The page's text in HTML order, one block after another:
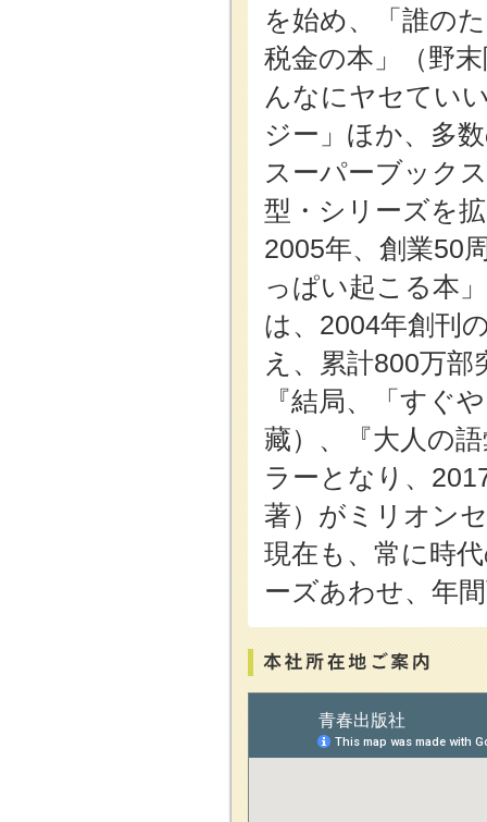
を始め、「誰の
税金の本」（野
んなにヤセてい
ジー」ほか、多
スーパーブック
型・シリーズを
2005年、創業50
っぱい起こる本
は、2004年創刊
え、累計800万部
『結局、「すぐ
藏）、『大人の
ラーとなり、
著）がミリオン
現在も、常に時
ーズあわせ、年